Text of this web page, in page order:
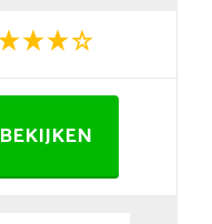
BEKIJKEN